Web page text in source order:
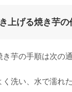
上げる焼き芋の
芋の手順は次の通
く洗い、水で濡れ